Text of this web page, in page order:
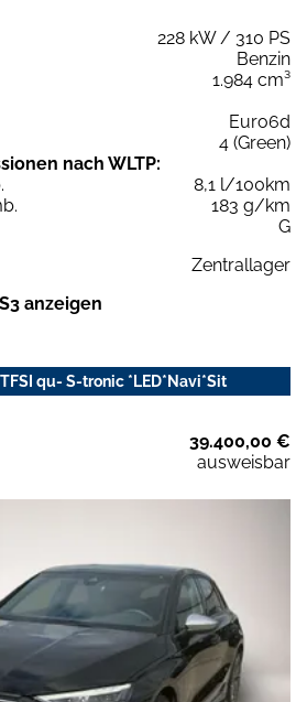
228 kW / 310 PS
Benzin
1.984 cm³
Euro6d
4 (Green)
nach WLTP:
8,1 l/100km
183 g/km
G
Zentrallager
anzeigen
qu- S-tronic *LED*Navi*Sit
39.400,00 €
ausweisbar